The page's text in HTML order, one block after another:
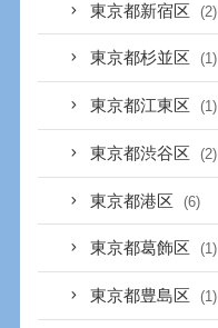
東京都新宿区 (2)
東京都杉並区 (1)
東京都江東区 (1)
東京都渋谷区 (2)
東京都港区 (6)
東京都葛飾区 (1)
東京都豊島区 (1)